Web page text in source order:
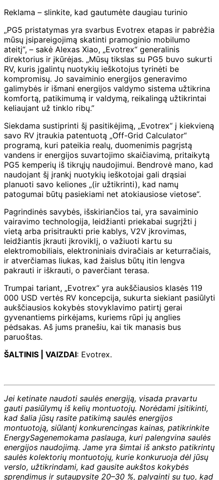
Reklama – slinkite, kad gautumėte daugiau turinio
„PG5 pristatymas yra svarbus Evotrex etapas ir pabrėžia
mūsų įsipareigojimą skatinti pramoginio mobilumo
ateitį“, – sakė Alexas Xiao, „Evotrex“ generalinis
direktorius ir įkūrėjas. „Mūsų tikslas su PG5 buvo sukurti
RV, kuris įgalintų nuotykių ieškotojus tyrinėti be
kompromisų. Jo savaiminio energijos generavimo
galimybės ir išmani energijos valdymo sistema užtikrina
komfortą, patikimumą ir valdymą, reikalingą užtikrintai
keliaujant už tinklo ribų.”
Siekdama sustiprinti šį pasitikėjimą, „Evotrex“ į kiekvieną
savo RV įtraukia patentuotą „Off-Grid Calculator“
programą, kuri pateikia realų, duomenimis pagrįstą
vandens ir energijos suvartojimo skaičiavimą, pritaikytą
PG5 kemperių iš tikrųjų naudojimui. Bendrovė mano, kad
naudojant šį įrankį nuotykių ieškotojai gali drąsiai
planuoti savo keliones „(ir užtikrinti), kad namų
patogumai būtų pasiekiami net atokiausiose vietose“.
Pagrindinės savybės, išskiriančios tai, yra savaiminio
vairavimo technologija, leidžianti priekabai sugrįžti į
vietą arba prisitraukti prie kablys, V2V įkrovimas,
leidžiantis įkrauti įkroviklį, o važiuoti kartu su
elektromobiliais, elektroniniais dviračiais ar keturračiais,
ir atverčiamas liukas, kad žaislus būtų itin lengva
pakrauti ir iškrauti, o paverčiant terasa.
Trumpai tariant, „Evotrex“ yra aukščiausios klasės 119
000 USD vertės RV koncepcija, sukurta siekiant pasiūlyti
aukščiausios kokybės stovyklavimo patirtį gerai
gyvenantiems pirkėjams, kuriems rūpi jų anglies
pėdsakas. Aš jums pranešiu, kai tik manasis bus
paruoštas.
ŠALTINIS | VAIZDAI: Evotrex.
Jei ketinate naudoti saulės energiją, visada pravartu
gauti pasiūlymų iš kelių montuotojų. Norėdami įsitikinti,
kad šalia jūsų rasite patikimą saulės energijos
montuotoją, siūlantį konkurencingas kainas, patikrinkite
EnergySagenemokama paslauga, kuri palengvina saulės
energijos naudojimą. Jame yra šimtai iš anksto patikrintų
saulės kolektorių montuotojų, kurie konkuruoja dėl jūsų
verslo, užtikrindami, kad gausite aukštos kokybės
sprendimus ir sutaupysite 20–30 %, palyginti su tuo, kad